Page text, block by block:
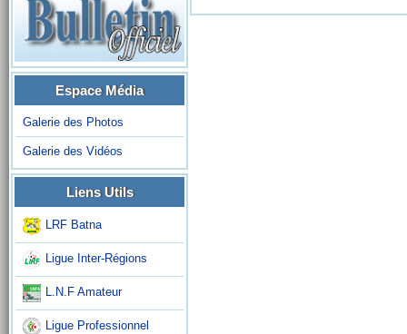
Espace Média
Galerie des Photos
Galerie des Vidéos
Liens Utils
LRF Batna
Ligue Inter-Régions
L.N.F Amateur
Ligue Professionnel